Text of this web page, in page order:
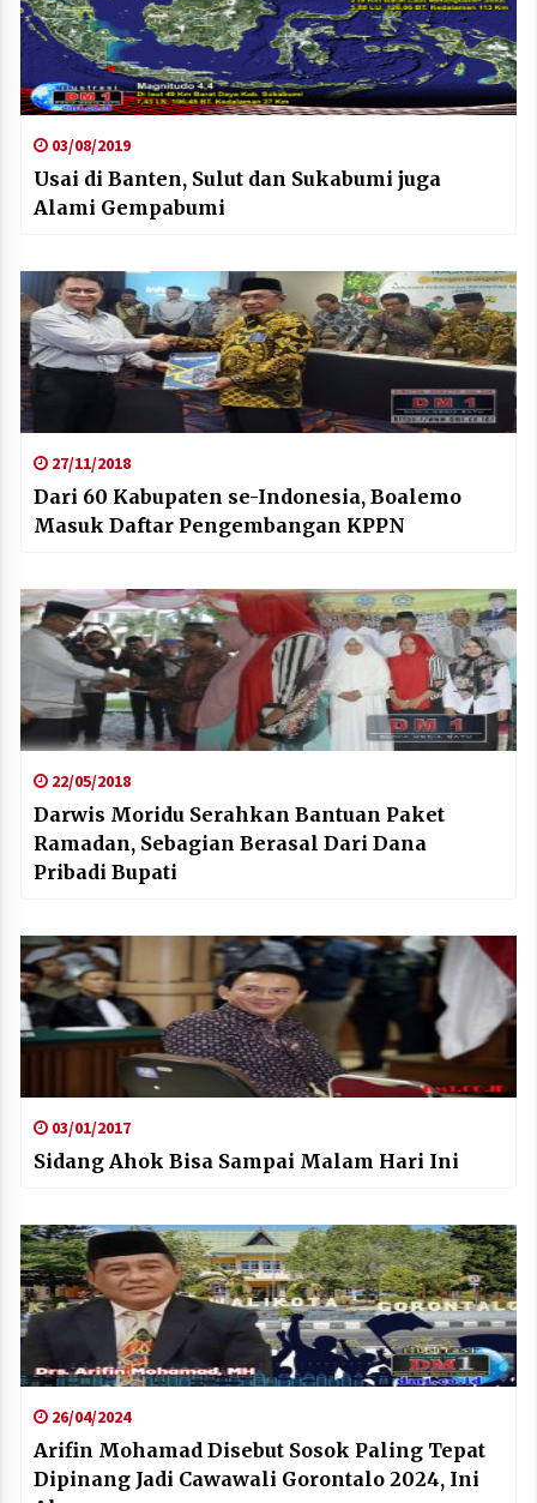
03/08/2019
Usai di Banten, Sulut dan Sukabumi juga
Alami Gempabumi
27/11/2018
Dari 60 Kabupaten se-Indonesia, Boalemo
Masuk Daftar Pengembangan KPPN
22/05/2018
Darwis Moridu Serahkan Bantuan Paket
Ramadan, Sebagian Berasal Dari Dana
Pribadi Bupati
03/01/2017
Sidang Ahok Bisa Sampai Malam Hari Ini
26/04/2024
Arifin Mohamad Disebut Sosok Paling Tepat
Dipinang Jadi Cawawali Gorontalo 2024, Ini